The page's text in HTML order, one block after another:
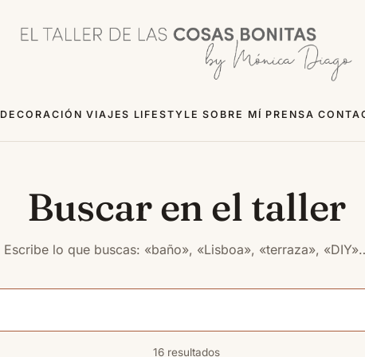
DECORACIÓN VIAJES LIFESTYLE SOBRE MÍ PRENSA
Buscar en el taller
Escribe lo que buscas: «baño», «Lisboa», «terraza»,
16 resultados